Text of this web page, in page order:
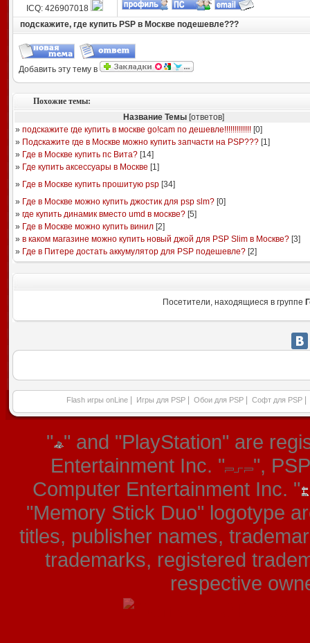
ICQ: 426907018
подскажите, где купить PSP в Москве подешевле???
Добавить эту тему в
Похожие темы:
Название Темы [ответов]
» подскажите где купить в москве go!cam по дешевле!!!!!!!!!!!!![0]
» Подскажите где в Москве можно купить запчасти на PSP???[1]
» Где в Москве купить пс Вита?[14]
» Где купить аксессуары в Москве [1]
» Где в Москве купить прошитую psp[34]
» Где в Москве можно купить джостик для psp slm?[0]
» где купить динамик вместо umd в москве?[5]
» Где в Москве можно купить винил[2]
» в каком магазине можно купить новый джой для PSP Slim в Москве?[3]
» Где в Питере достать аккумулятор для PSP подешевле?[2]
Посетители, находящиеся в группе
Flash игры onLine Игры для PSP Обои для PSP Софт для PSP
" " and "PlayStation" are
Entertainment Inc. "
",
Computer Entertainment Inc. "
"Memory Stick Duo" logotype
titles, publisher names,
trademarks, registered
respective